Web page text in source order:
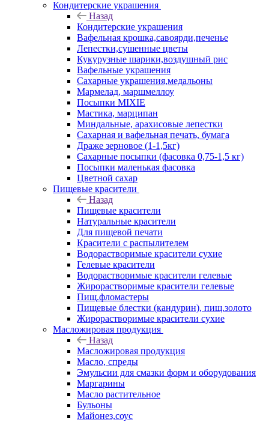
Кондитерские украшения
Назад
Кондитерские украшения
Вафельная крошка,савоярди,печенье
Лепестки,сушенные цветы
Кукурузные шарики,воздушный рис
Вафельные украшения
Сахарные украшения,медальоны
Мармелад, маршмеллоу
Посыпки MIXIE
Мастика, марципан
Миндальные, арахисовые лепестки
Сахарная и вафельная печать, бумага
Драже зерновое (1-1,5кг)
Сахарные посыпки (фасовка 0,75-1,5 кг)
Посыпки маленькая фасовка
Цветной сахар
Пищевые красители
Назад
Пищевые красители
Натуральные красители
Для пищевой печати
Красители с распылителем
Водорастворимые красители сухие
Гелевые красители
Водорастворимые красители гелевые
Жирорастворимые красители гелевые
Пищ.фломастеры
Пищевые блестки (кандурин), пищ.золото
Жирорастворимые красители сухие
Масложировая продукция
Назад
Масложировая продукция
Масло, спреды
Эмульсии для смазки форм и оборудования
Маргарины
Масло растительное
Бульоны
Майонез,соус